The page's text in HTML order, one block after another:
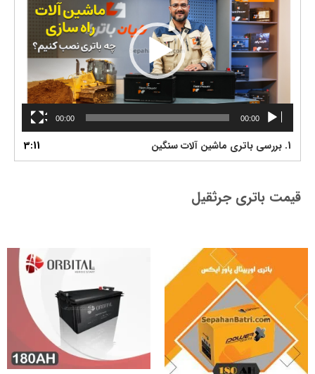
و
00:00
00:00
1. بررسی باتری ماشین آلات سنگین 3:11
قیمت باتری جرثقیل